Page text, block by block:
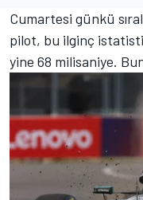
Cumartesi günkü
pilot, bu ilginç
yine 68 milisaniye.